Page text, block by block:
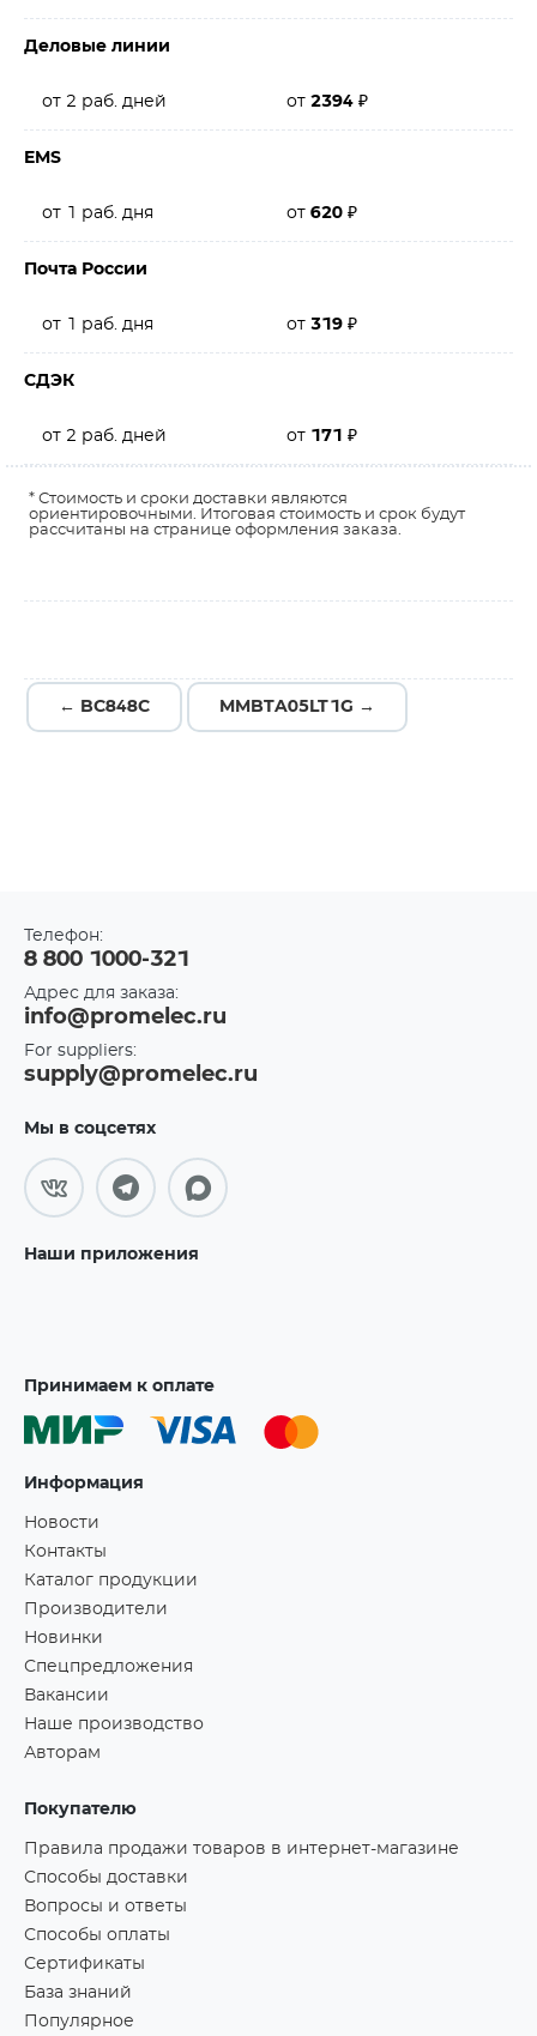
Деловые линии
от 2 раб. дней от 2394 ₽
EMS
от 1 раб. дня от 620 ₽
Почта России
от 1 раб. дня от 319 ₽
СДЭК
от 2 раб. дней от 171 ₽
* Стоимость и сроки доставки являются
ориентировочными. Итоговая стоимость и срок будут
рассчитаны на странице оформления заказа.
← BC848C MMBTA05LT1G →
Телефон:
8 800 1000-321
Адрес для заказа:
info@promelec.ru
For suppliers:
supply@promelec.ru
Мы в соцсетях
Наши приложения
Принимаем к оплате
Информация
Новости
Контакты
Каталог продукции
Производители
Новинки
Спецпредложения
Вакансии
Наше производство
Авторам
Покупателю
Правила продажи товаров в интернет-магазине
Способы доставки
Вопросы и ответы
Способы оплаты
Сертификаты
База знаний
Популярное